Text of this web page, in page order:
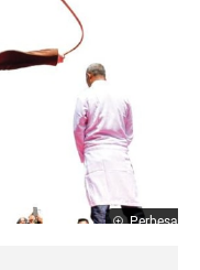
Perbesar